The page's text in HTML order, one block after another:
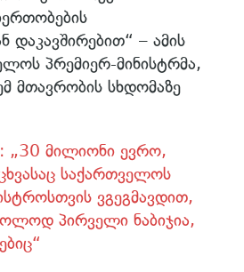
დაკავშირებით“ – ამის
პრემიერ-მინისტრმა,
მთავრობის სხდომაზე
„30 მილიონი ევრო,
საქართველოს
ვგეგმავდით,
პირველი ნაბიჯია,